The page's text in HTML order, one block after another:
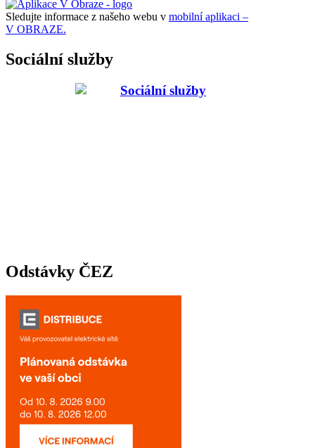
Sledujte informace z našeho webu v mobilní aplikaci –
V OBRAZE.
Sociální služby
Odstávky ČEZ